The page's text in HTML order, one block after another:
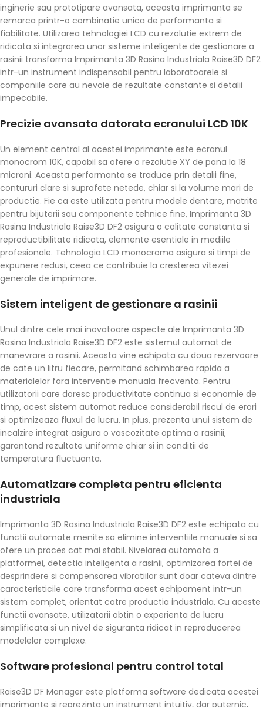
inginerie sau prototipare avansata, aceasta imprimanta se
remarca printr-o combinatie unica de performanta si
fiabilitate. Utilizarea tehnologiei LCD cu rezolutie extrem de
ridicata si integrarea unor sisteme inteligente de gestionare a
rasinii transforma Imprimanta 3D Rasina Industriala Raise3D DF2
intr-un instrument indispensabil pentru laboratoarele si
companiile care au nevoie de rezultate constante si detalii
impecabile.
Precizie avansata datorata ecranului LCD 10K
Un element central al acestei imprimante este ecranul
monocrom 10K, capabil sa ofere o rezolutie XY de pana la 18
microni. Aceasta performanta se traduce prin detalii fine,
contururi clare si suprafete netede, chiar si la volume mari de
productie. Fie ca este utilizata pentru modele dentare, matrite
pentru bijuterii sau componente tehnice fine, Imprimanta 3D
Rasina Industriala Raise3D DF2 asigura o calitate constanta si
reproductibilitate ridicata, elemente esentiale in mediile
profesionale. Tehnologia LCD monocroma asigura si timpi de
expunere redusi, ceea ce contribuie la cresterea vitezei
generale de imprimare.
Sistem inteligent de gestionare a rasinii
Unul dintre cele mai inovatoare aspecte ale Imprimanta 3D
Rasina Industriala Raise3D DF2 este sistemul automat de
manevrare a rasinii. Aceasta vine echipata cu doua rezervoare
de cate un litru fiecare, permitand schimbarea rapida a
materialelor fara interventie manuala frecventa. Pentru
utilizatorii care doresc productivitate continua si economie de
timp, acest sistem automat reduce considerabil riscul de erori
si optimizeaza fluxul de lucru. In plus, prezenta unui sistem de
incalzire integrat asigura o vascozitate optima a rasinii,
garantand rezultate uniforme chiar si in conditii de
temperatura fluctuanta.
Automatizare completa pentru eficienta
industriala
Imprimanta 3D Rasina Industriala Raise3D DF2 este echipata cu
functii automate menite sa elimine interventiile manuale si sa
ofere un proces cat mai stabil. Nivelarea automata a
platformei, detectia inteligenta a rasinii, optimizarea fortei de
desprindere si compensarea vibratiilor sunt doar cateva dintre
caracteristicile care transforma acest echipament intr-un
sistem complet, orientat catre productia industriala. Cu aceste
functii avansate, utilizatorii obtin o experienta de lucru
simplificata si un nivel de siguranta ridicat in reproducerea
modelelor complexe.
Software profesional pentru control total
Raise3D DF Manager este platforma software dedicata acestei